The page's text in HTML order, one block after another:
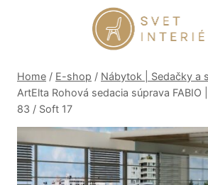
Home / E-shop / Nábytok | Sedačky a
ArtElta Rohová sedacia súprava FABIO
83 / Soft 17